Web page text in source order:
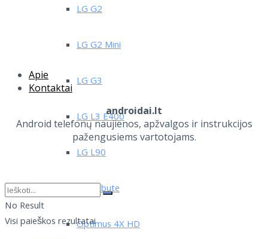
LG G2
LG G2 Mini
LG G3
LG L3 E400
LG L90
LG Tribute
Optimus 4X HD
Apie
Kontaktai
androidai.lt
Android telefonų naujienos, apžvalgos ir instrukcijos
pažengusiems vartotojams.
No Result
Visi paieškos rezultatai